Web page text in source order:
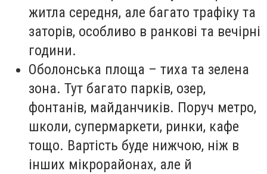
житла середня, але багато трафіку та
заторів, особливо в ранкові та вечірні
години.
Оболонська площа – тиха та зелена
зона. Тут багато парків, озер,
фонтанів, майданчиків. Поруч метро,
школи, супермаркети, ринки, кафе
тощо. Вартість буде нижчою, ніж в
інших мікрорайонах, але й